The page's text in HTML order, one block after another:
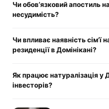
картою посвідки на
рахунків та реєстрації угод.
Чи обов’язковий апостиль
несудимість?
апостильовані або
домініканською владою.
Чи впливає наявність сім’ї
резиденції в Домінікані?
консульські та міграційні
додатковий дохід у розмірі
Як працює натуралізація у
інвесторів?